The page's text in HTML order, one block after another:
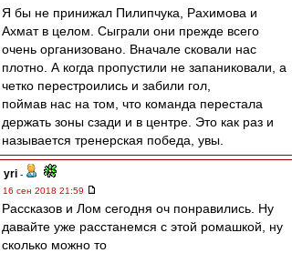
Я бы не принижал Пилипчука, Рахимова и
Ахмат в целом. Сыграли они прежде всего
очень организовано. Вначале сковали нас
плотно. А когда пропустили не запаниковали, а
четко перестроились и забили гол,
поймав нас на том, что команда перестала
держать зоны сзади и в центре. Это как раз и
называется тренерская победа, увы.
yri -
16 сен 2018 21:59
Рассказов и Лом сегодня оч понравились. Ну
давайте уже расстанемся с этой ромашкой, ну
сколько можно то